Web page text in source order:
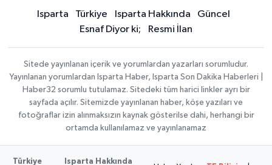
Isparta Türkiye Isparta Hakkında
Güncel
Esnaf Diyor ki;
Resmi İlan
Sitede yayınlanan içerik ve yorumlardan yazarları sorumludur.
Yayınlanan yorumlardan Isparta Haber, Isparta Son Dakika Haberleri |
Haber32 sorumlu tutulamaz. Sitedeki tüm harici linkler ayrı bir
sayfada açılır. Sitemizde yayınlanan haber, köşe yazıları ve
fotoğraflar izin alınmaksızın kaynak gösterilse dahi, herhangi bir
ortamda kullanılamaz ve yayınlanamaz
Türkiye Isparta Hakkında